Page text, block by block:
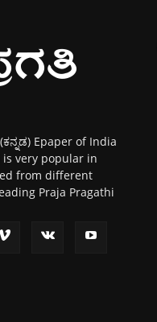
Epaper of India
is very popular in
from different
Praja Pragathi